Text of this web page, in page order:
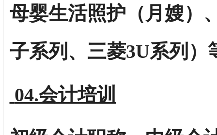
母婴生活照护（月嫂）
子系列、三菱3U系列）
04.会计培训